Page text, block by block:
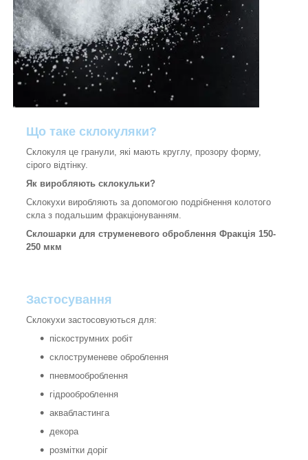
Що таке склокуляки?
Склокуля це гранули, які мають круглу, прозору форму,
сірого відтінку.
Як виробляють склокульки?
Склокухи виробляють за допомогою подрібнення колотого
скла з подальшим фракціонуванням.
Склошарки для струменевого оброблення Фракція 150-
250 мкм
Застосування
Склокухи застосовуються для:
піскострумних робіт
склоструменеве оброблення
пневмооброблення
гідрооброблення
аквабластинга
декора
розмітки доріг